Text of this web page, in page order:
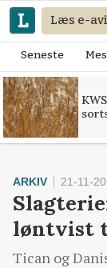
Læs e-
Seneste
ARKIV 21-11-
løntvist
Tican og